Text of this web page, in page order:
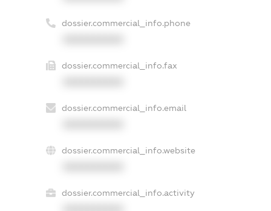
dossier.commercial_info.phone
dossier.commercial_info.fax
dossier.commercial_info.email
dossier.commercial_info.website
dossier.commercial_info.activity